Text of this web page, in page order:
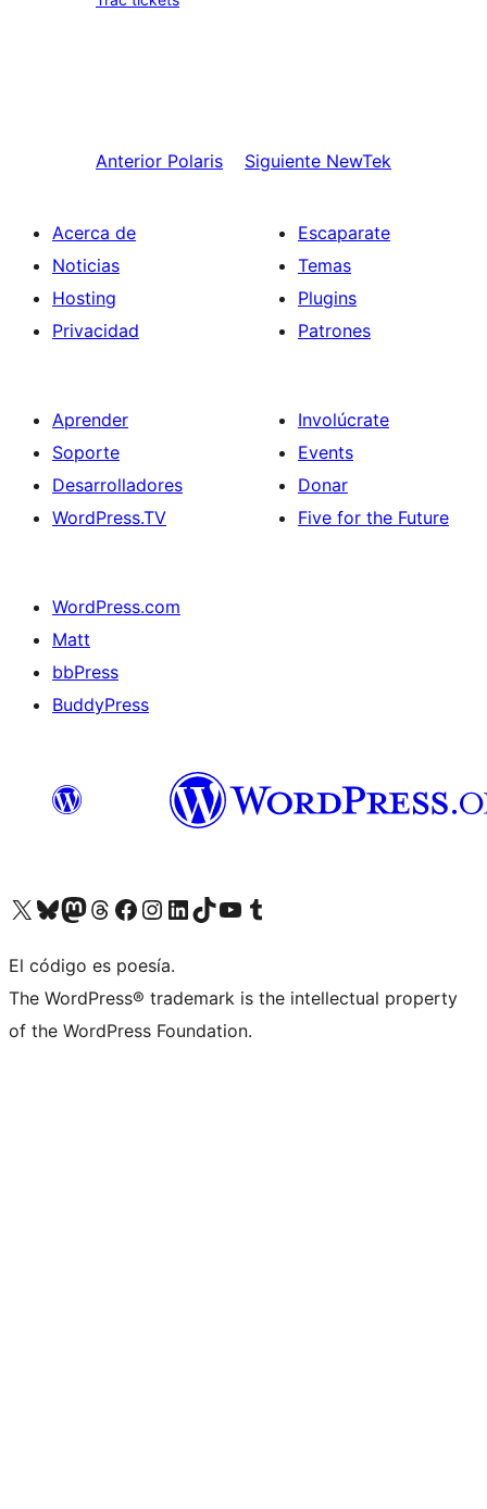
Anterior Polaris Siguiente NewTek
Acerca de
Noticias
Hosting
Privacidad
Escaparate
Temas
Plugins
Patrones
Aprender
Soporte
Desarrolladores
WordPress.TV
Involúcrate
Events
Donar
Five for the Future
WordPress.com
Matt
bbPress
BuddyPress
Visit our X (formerly Twitter) account
Visit our Bluesky account
Visita nuestra cuenta de Twitter
Visit our Threads account
Visita nuestra página de Facebook
Visite nuestra cuenta de Instagram
Visit our LinkedIn account
Visit our TikTok account
Visit our YouTube channel
Visit our Tumblr account
El código es poesía.
The WordPress® trademark is the intellectual property
of the WordPress Foundation.